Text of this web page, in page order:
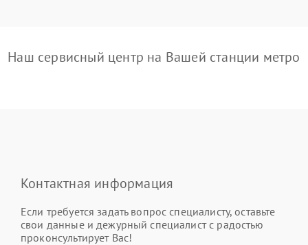
Наш сервисный центр на Вашей станции метро
Контактная информация
Если требуется задать вопрос специалисту, оставьте
свои данные и дежурный специалист с радостью
проконсультирует Вас!